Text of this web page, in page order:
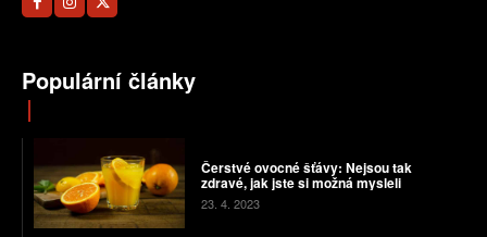
Populární články
Čerstvé ovocné šťávy: Nejsou tak
zdravé, jak jste si možná mysleli
23. 4. 2023